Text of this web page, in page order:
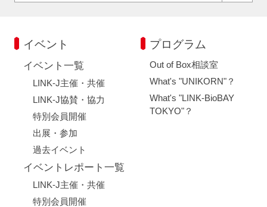
イベント
イベント一覧
LINK-J主催・共催
LINK-J協賛・協力
特別会員開催
出展・参加
過去イベント
イベントレポート一覧
LINK-J主催・共催
特別会員開催
プログラム
Out of Box相談室
What's "UNIKORN"？
What's "LINK-BioBAY
TOKYO"？